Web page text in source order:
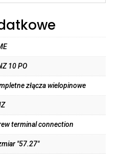
10 PO
złącza wielopinowe
terminal connection
"57.27"